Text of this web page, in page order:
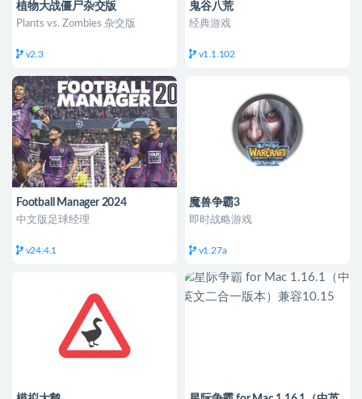
植物大战僵尸杂交版
Plants vs. Zombies 杂交版
v2.3
鬼谷八荒
经典游戏
v1.1.102
Football Manager 2024
中文版足球经理
v24.4.1
魔兽争霸3
即时战略游戏
v1.27a